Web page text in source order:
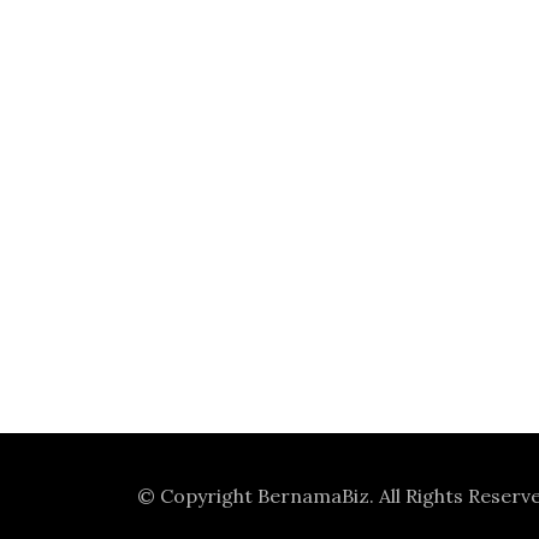
© Copyright BernamaBiz. All Rights